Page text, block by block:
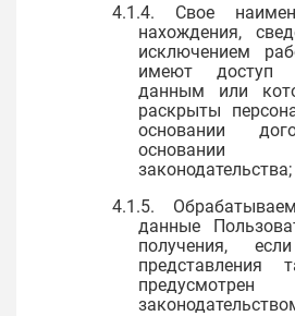
4.1.4. Свое
нахождения,
исключением
имеют доступ
данным или
раскрыты
основании
основании
законодательства;
4.1.5.
данные
получения,
представления